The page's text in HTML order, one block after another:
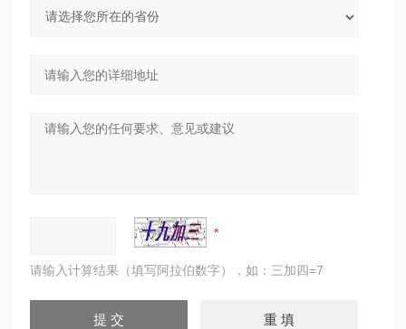
请输入计算结果（填写阿拉伯数字），如：三加四=7